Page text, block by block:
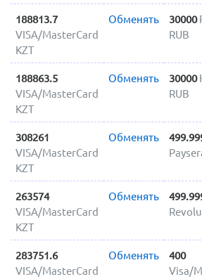
188813.7
VISA/MasterCard
KZT
Обменять 30000
RUB
188863.5
VISA/MasterCard
KZT
Обменять 30000
RUB
308261
VISA/MasterCard
KZT
Обменять
263574
VISA/MasterCard
KZT
Обменять
283751.6
VISA/MasterCard
Обменять
400
Visa/